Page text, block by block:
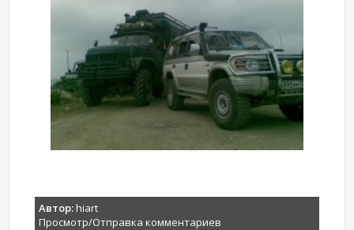
Автор:hiart
Просмотр/Отправка комментариев